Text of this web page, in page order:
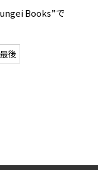
Books”で
最後